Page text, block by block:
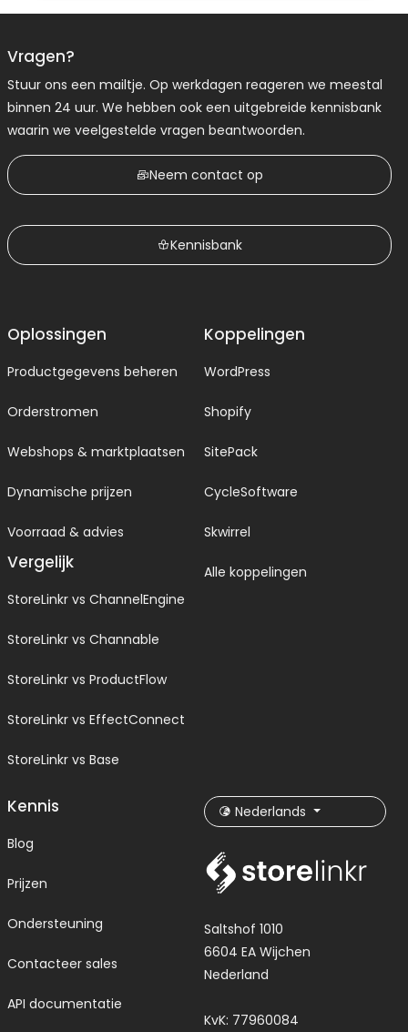
Vragen?
Stuur ons een mailtje. Op werkdagen reageren we meestal
binnen 24 uur. We hebben ook een uitgebreide kennisbank
waarin we veelgestelde vragen beantwoorden.
Neem contact op
Kennisbank
Oplossingen
Productgegevens beheren
Orderstromen
Webshops & marktplaatsen
Dynamische prijzen
Voorraad & advies
Vergelijk
StoreLinkr vs ChannelEngine
StoreLinkr vs Channable
StoreLinkr vs ProductFlow
StoreLinkr vs EffectConnect
StoreLinkr vs Base
Koppelingen
WordPress
Shopify
SitePack
CycleSoftware
Skwirrel
Alle koppelingen
Kennis
Blog
Prijzen
Ondersteuning
Contacteer sales
API documentatie
Nederlands
Saltshof 1010
6604 EA Wijchen
Nederland
KvK: 77960084